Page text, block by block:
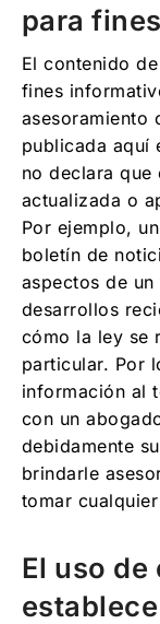
para
El contenido
fines
asesoramiento
publicada aquí
no declara que
actualizada o
Por ejemplo,
boletín de
aspectos de
desarrollos
cómo la ley se
particular. Por
información al
con un
debidamente
brindarle
tomar
El uso de